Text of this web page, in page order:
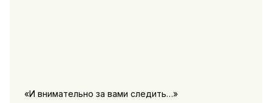
«И внимательно за вами следить…»